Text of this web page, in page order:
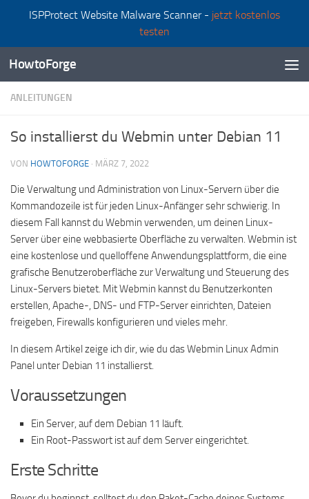
ISPProtect Website Malware Scanner - jetzt kostenlos
testen
Zum Inhalt springen
HowtoForge
ANLEITUNGEN
So installierst du Webmin unter Debian 11
VON HOWTOFORGE · MÄRZ 7, 2022
Die Verwaltung und Administration von Linux-Servern über die
Kommandozeile ist für jeden Linux-Anfänger sehr schwierig. In
diesem Fall kannst du Webmin verwenden, um deinen Linux-
Server über eine webbasierte Oberfläche zu verwalten. Webmin ist
eine kostenlose und quelloffene Anwendungsplattform, die eine
grafische Benutzeroberfläche zur Verwaltung und Steuerung des
Linux-Servers bietet. Mit Webmin kannst du Benutzerkonten
erstellen, Apache-, DNS- und FTP-Server einrichten, Dateien
freigeben, Firewalls konfigurieren und vieles mehr.
In diesem Artikel zeige ich dir, wie du das Webmin Linux Admin
Panel unter Debian 11 installierst.
Voraussetzungen
Ein Server, auf dem Debian 11 läuft.
Ein Root-Passwort ist auf dem Server eingerichtet.
Erste Schritte